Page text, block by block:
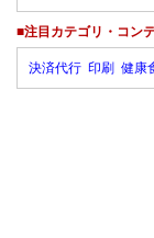
■注目カテゴリ・コン
決済代行 印刷 健康